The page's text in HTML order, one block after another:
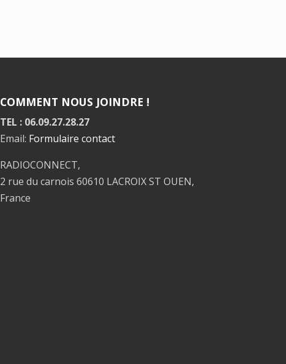
COMMENT NOUS JOINDRE !
TEL : 06.09.27.28.27
Email: Formulaire contact
RADIOCONNECT,
2 rue du carnois 60610 LACROIX ST OUEN,
France